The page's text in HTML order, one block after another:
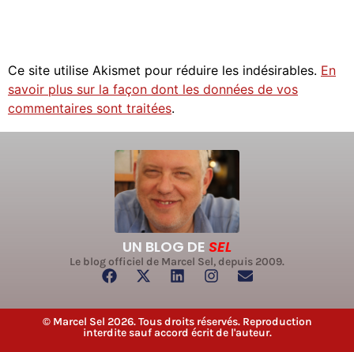
Ce site utilise Akismet pour réduire les indésirables. En
savoir plus sur la façon dont les données de vos
commentaires sont traitées.
UN BLOG DE SEL
Le blog officiel de Marcel Sel, depuis 2009.
© Marcel Sel 2026. Tous droits réservés. Reproduction
interdite sauf accord écrit de l'auteur.